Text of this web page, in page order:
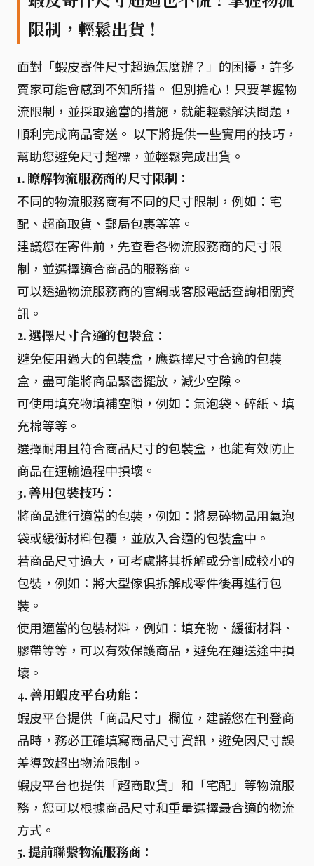
限制，輕鬆出貨！
面對「蝦皮寄件尺寸超過怎麼辦？」的困擾，許多
賣家可能會感到不知所措。 但別擔心！只要掌握物
流限制，並採取適當的措施，就能輕鬆解決問題，
順利完成商品寄送。 以下將提供一些實用的技巧，
幫助您避免尺寸超標，並輕鬆完成出貨。
1. 瞭解物流服務商的尺寸限制：
不同的物流服務商有不同的尺寸限制，例如：宅
配、超商取貨、郵局包裹等等。
建議您在寄件前，先查看各物流服務商的尺寸限
制，並選擇適合商品的服務商。
可以透過物流服務商的官網或客服電話查詢相關資
訊。
2. 選擇尺寸合適的包裝盒：
避免使用過大的包裝盒，應選擇尺寸合適的包裝
盒，盡可能將商品緊密擺放，減少空隙。
可使用填充物填補空隙，例如：氣泡袋、碎紙、填
充棉等等。
選擇耐用且符合商品尺寸的包裝盒，也能有效防止
商品在運輸過程中損壞。
3. 善用包裝技巧：
將商品進行適當的包裝，例如：將易碎物品用氣泡
袋或緩衝材料包覆，並放入合適的包裝盒中。
若商品尺寸過大，可考慮將其拆解或分割成較小的
包裝，例如：將大型傢俱拆解成零件後再進行包
裝。
使用適當的包裝材料，例如：填充物、緩衝材料、
膠帶等等，可以有效保護商品，避免在運送途中損
壞。
4. 善用蝦皮平台功能：
蝦皮平台提供「商品尺寸」欄位，建議您在刊登商
品時，務必正確填寫商品尺寸資訊，避免因尺寸誤
差導致超出物流限制。
蝦皮平台也提供「超商取貨」和「宅配」等物流服
務，您可以根據商品尺寸和重量選擇最合適的物流
方式。
5. 提前聯繫物流服務商：